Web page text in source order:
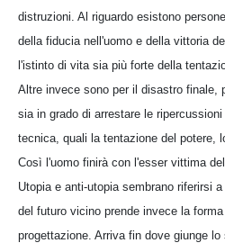
distruzioni. Al riguardo esistono
della fiducia nell'uomo e della vittoria
l'istinto di vita sia più forte della
Altre invece sono per il disastro finale,
sia in grado di arrestare le
tecnica, quali la tentazione del potere,
Così l'uomo finirà con l'esser vittima
Utopia e anti-utopia sembrano riferirsi
del futuro vicino prende invece la
progettazione. Arriva fin dove giunge